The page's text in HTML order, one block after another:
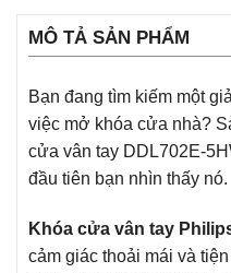
MÔ TẢ SẢN PHẨM
Bạn đang tìm kiếm một
việc mở khóa cửa nhà?
cửa vân tay DDL702E-
đầu tiên bạn nhìn thấy nó.
Khóa cửa vân tay
cảm giác thoải mái và